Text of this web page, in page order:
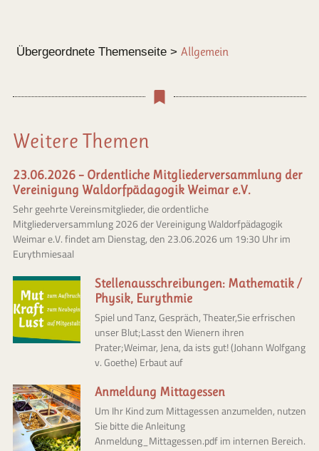
Übergeordnete Themenseite > Allgemein
Weitere Themen
23.06.2026 – Ordentliche Mitgliederversammlung der
Vereinigung Waldorfpädagogik Weimar e.V.
Sehr geehrte Vereinsmitglieder, die ordentliche
Mitgliederversammlung 2026 der Vereinigung Waldorfpädagogik
Weimar e.V. findet am Dienstag, den 23.06.2026 um 19:30 Uhr im
Eurythmiesaal
Stellenausschreibungen: Mathematik /
Physik, Eurythmie
Spiel und Tanz, Gespräch, Theater,Sie erfrischen
unser Blut;Lasst den Wienern ihren
Prater;Weimar, Jena, da ists gut! (Johann Wolfgang
v. Goethe) Erbaut auf
Anmeldung Mittagessen
Um Ihr Kind zum Mittagessen anzumelden, nutzen
Sie bitte die Anleitung
Anmeldung_Mittagessen.pdf im internen Bereich.